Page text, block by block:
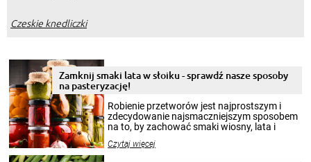
Czeskie knedliczki
Zamknij smaki lata w słoiku - sprawdź nasze sposoby
na pasteryzację!
Robienie przetworów jest najprostszym i
zdecydowanie najsmaczniejszym sposobem
na to, by zachować smaki wiosny, lata i
krajobrazów, by cieszyć nimi oko w sezonie
Czytaj więcej